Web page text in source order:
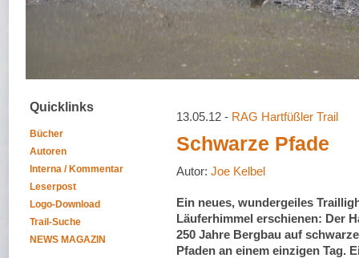
Quicklinks
Bücher
Autoren
Interna / Kommentar
Leserpost
Logo-Download
Trail-Suche
NEWS MAGAZIN
13.05.12 - RAG Hartfüßler Trail
Schwarze Pfade
Autor: Joe Kelbel
Ein neues, wundergeiles
Läuferhimmel erschienen: Der
250 Jahre Bergbau auf
Pfaden an einem einzigen Tag.